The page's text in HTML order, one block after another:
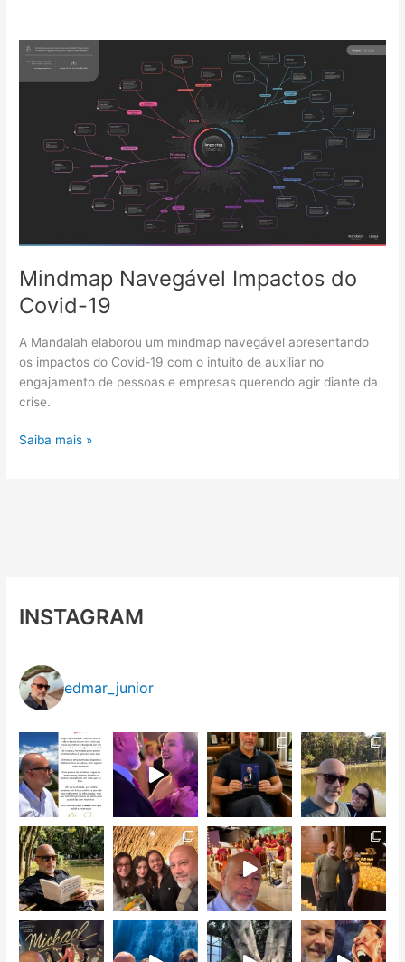
Mindmap Navegável Impactos do
Covid-19
A Mandalah elaborou um mindmap navegável apresentando
os impactos do Covid-19 com o intuito de auxiliar no
engajamento de pessoas e empresas querendo agir diante da
crise.
Mindmap
Saiba mais »
INSTAGRAM
edmar_junior